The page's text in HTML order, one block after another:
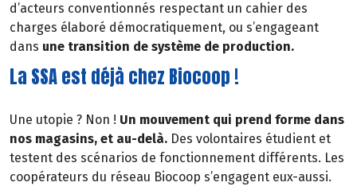
d’acteurs conventionnés respectant un cahier des
charges élaboré démocratiquement, ou s’engageant
dans une transition de système de production.
La SSA est déjà chez Biocoop !
Une utopie ? Non ! Un mouvement qui prend forme dans
nos magasins, et au-delà. Des volontaires étudient et
testent des scénarios de fonctionnement différents. Les
coopérateurs du réseau Biocoop s’engagent eux-aussi.